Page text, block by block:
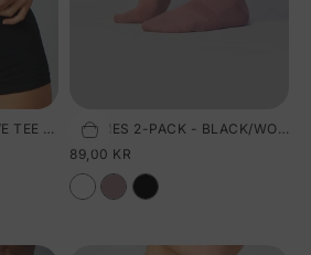
Tilføj til kurv
SALGSPRIS
89,00 KR